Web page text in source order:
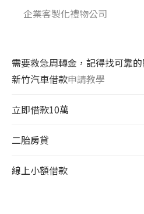
企業客製化禮物公司
需要救急周轉金，記得找可靠
新竹汽車借款申請教學
立即借款10萬
二胎房貸
線上小額借款